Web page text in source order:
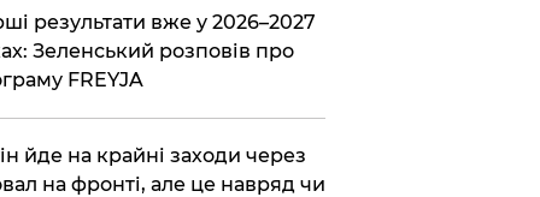
результати вже у 2026–2027
Зеленський розповів про
FREYJA
йде на крайні заходи через
на фронті, але це навряд чи